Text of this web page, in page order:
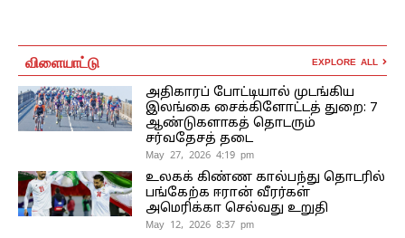
விளையாட்டு EXPLORE ALL
அதிகாரப் போட்டியால் முடங்கிய
இலங்கை சைக்கிளோட்டத் துறை: 7
ஆண்டுகளாகத் தொடரும்
சர்வதேசத் தடை
May 27, 2026 4:19 pm
உலகக் கிண்ண கால்பந்து தொடரில்
பங்கேற்க ஈரான் வீரர்கள்
அமெரிக்கா செல்வது உறுதி
May 12, 2026 8:37 pm